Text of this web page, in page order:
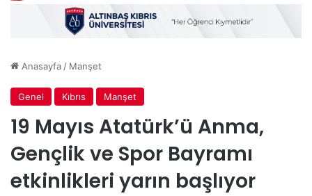
Anasayfa/ Manşet
Genel Kıbrıs Manşet
19 Mayıs Atatürk’ü Anma,
Gençlik ve Spor Bayramı
etkinlikleri yarın başlıyor